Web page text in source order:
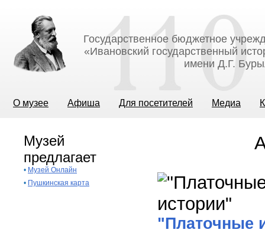
Государственное бюджетное
«Ивановский государственный
имени Д.Г.
О музее Афиша Для посетителей Медиа
Музей
предлагает
• Музей Онлайн
• Пушкинская карта
"Платочные